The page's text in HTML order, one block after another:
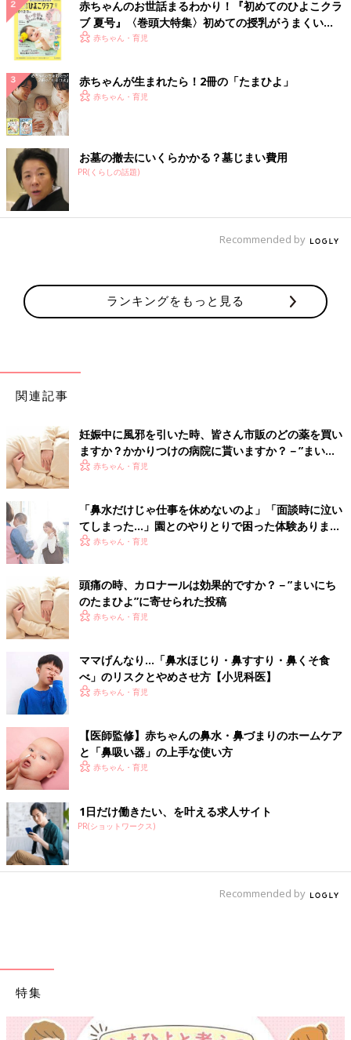
赤ちゃんのお世話まるわかり！『初めてのひよこクラ
ブ 夏号』〈巻頭大特集〉初めての授乳がうまくい
く！ おっぱい・ミルクの基本と夏のトラブル 解決テ
赤ちゃん・育児
赤ちゃんが生まれたら！2冊の「たまひよ」
赤ちゃん・育児
お墓の撤去にいくらかかる？墓じまい費用
PR(くらしの話題)
Recommended by
ランキングをもっと見る
関連記事
妊娠中に風邪を引いた時、皆さん市販のどの薬を買い
ますか？かかりつけの病院に貰いますか？－”まいに
ちのたまひよ”の体験談
赤ちゃん・育児
「鼻水だけじゃ仕事を休めないのよ」「面談時に泣い
てしまった…」園とのやりとりで困った体験あります
か？赤ちゃん・育児
頭痛の時、カロナールは効果的ですか？－”まいにち
のたまひよ”に寄せられた投稿
赤ちゃん・育児
ママげんなり…「鼻水ほじり・鼻すすり・鼻くそ食
べ」のリスクとやめさせ方【小児科医】
赤ちゃん・育児
【医師監修】赤ちゃんの鼻水・鼻づまりのホームケア
と「鼻吸い器」の上手な使い方
赤ちゃん・育児
1日だけ働きたい、を叶える求人サイト
PR(ショットワークス)
Recommended by
特集
【ワクチン接種できるものも】妊婦の感染症対策、知っておい